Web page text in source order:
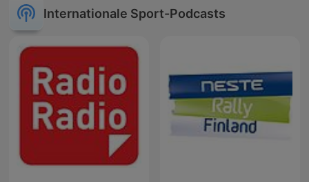
Internationale Sport-Podcasts